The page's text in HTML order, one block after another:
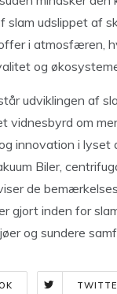
slam udslippet af
i atmosfæren,
og
udviklingen af
vidnesbyrd om
innovation i lyset
Biler,
de
gjort inden for
og sundere